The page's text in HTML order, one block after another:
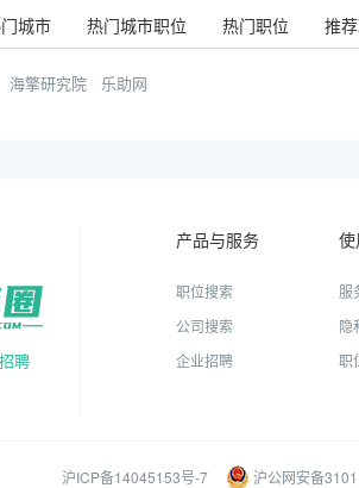
城市 热门城市职位 热门职位 推
海擎研究院 乐助网
聘
产品与服务
职位搜索
公司搜索
企业招聘
服
隐
职
沪ICP备14045153号-7 沪公网安备